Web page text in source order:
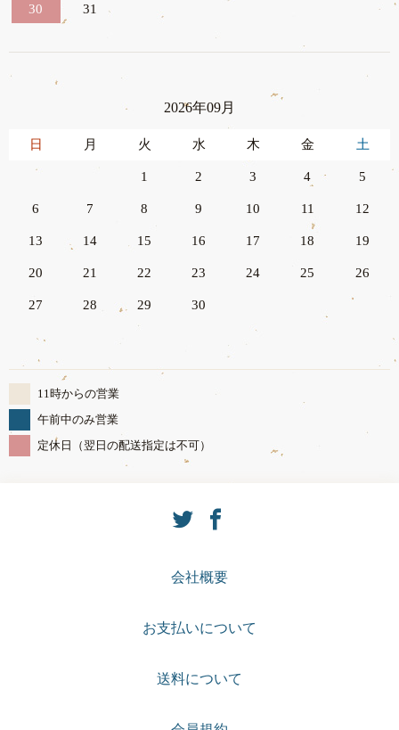
30 31
2026年09月
日 月 火 水 木 金 土
1 2 3 4 5
6 7 8 9 10 11 12
13 14 15 16 17 18 19
20 21 22 23 24 25 26
27 28 29 30
11時からの営業
午前中のみ営業
定休日（翌日の配送指定は不可）
会社概要
お支払いについて
送料について